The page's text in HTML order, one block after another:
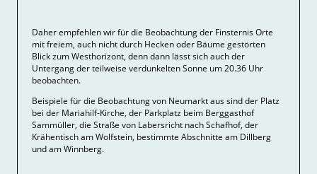
Daher empfehlen wir für die Beobachtung der Finsternis Orte
mit freiem, auch nicht durch Hecken oder Bäume gestörten
Blick zum Westhorizont, denn dann lässt sich auch der
Untergang der teilweise verdunkelten Sonne um 20.36 Uhr
beobachten.
Beispiele für die Beobachtung von Neumarkt aus sind der Platz
bei der Mariahilf-Kirche, der Parkplatz beim Berggasthof
Sammüller, die Straße von Labersricht nach Schafhof, der
Krähentisch am Wolfstein, bestimmte Abschnitte am Dillberg
und am Winnberg.